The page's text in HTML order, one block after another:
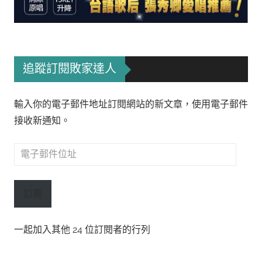
追蹤訂閱敗家達人
輸入你的電子郵件地址訂閱網站的新文章，使用電子郵件
接收新通知。
電
郵
址
一起加入其他 24 位訂閱者的行列